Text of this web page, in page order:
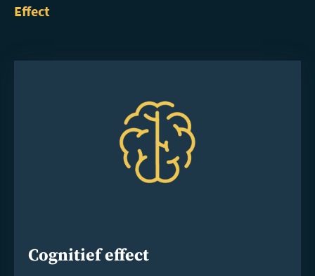
Effect
Cognitief effect